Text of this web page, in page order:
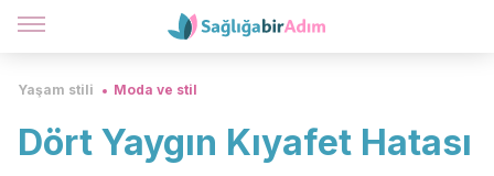
Yaşam stili Moda ve stil
Dört Yaygın Kıyafet Hatası